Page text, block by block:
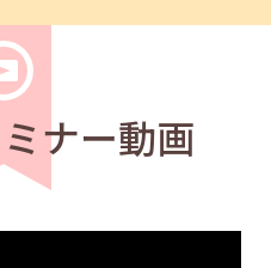
ビューセミナー 12:40～
ナー動画